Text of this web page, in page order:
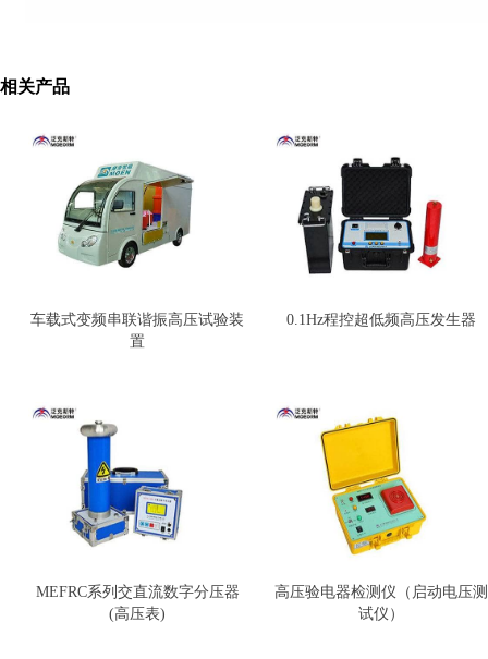
相关产品
车载式变频串联谐振高压试验装
置
0.1Hz程控超低频高压发生器
MEFRC系列交直流数字分压器
(高压表)
高压验电器检测仪（启动电压测
试仪）